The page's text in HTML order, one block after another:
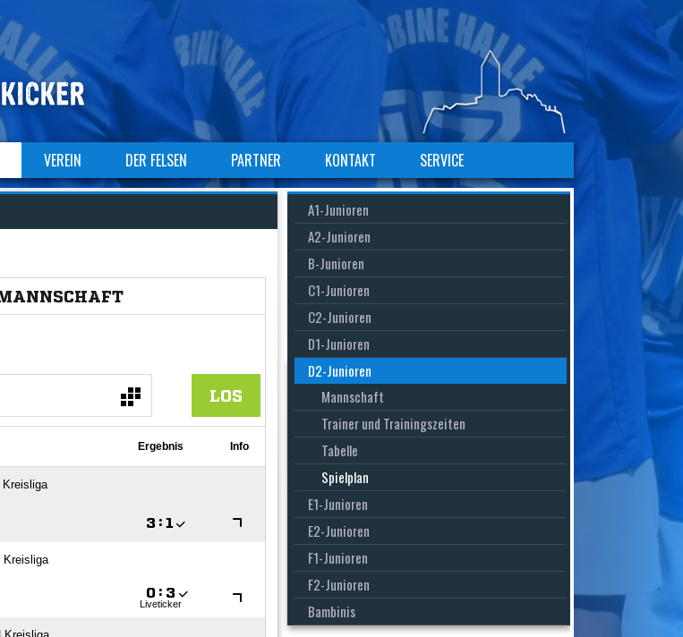
VEREIN DER FELSEN PARTNER KONTAKT SERVICE
Navigation
überspringen
A1-Junioren
A2-Junioren
B-Junioren
C1-Junioren
C2-Junioren
D1-Junioren
Navigation
überspringen
D2-Junioren
Mannschaft
Trainer und Trainingszeiten
Tabelle
Spielplan
Navigation
überspringen
E1-Junioren
E2-Junioren
F1-Junioren
F2-Junioren
Bambinis